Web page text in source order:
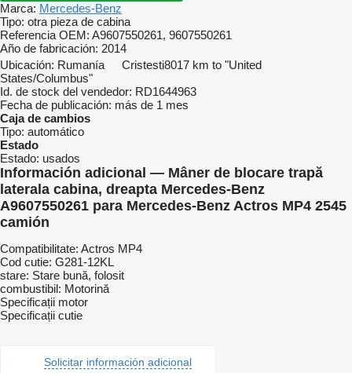
Marca: Mercedes-Benz
Tipo: otra pieza de cabina
Referencia OEM: A9607550261, 9607550261
Año de fabricación: 2014
Ubicación: Rumanía Cristesti8017 km to "United
States/Columbus"
Id. de stock del vendedor: RD1644963
Fecha de publicación: más de 1 mes
Caja de cambios
Tipo: automático
Estado
Estado: usados
Información adicional — Mâner de blocare trapă
laterala cabina, dreapta Mercedes-Benz
A9607550261 para Mercedes-Benz Actros MP4 2545
camión
Compatibilitate: Actros MP4
Cod cutie: G281-12KL
stare: Stare bună, folosit
combustibil: Motorină
Specificații motor
Specificații cutie
Solicitar información adicional